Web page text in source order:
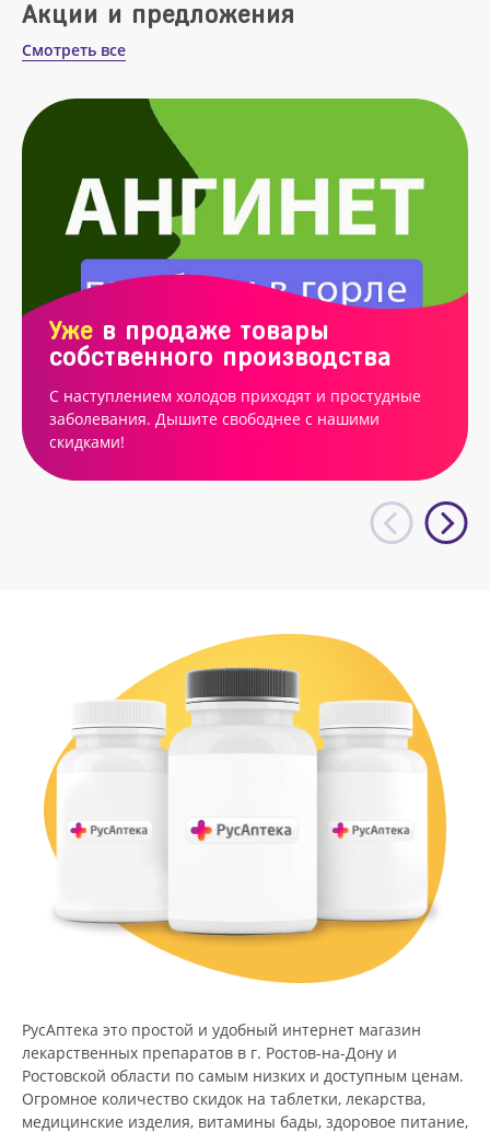
Акции и предложения
Смотреть все
Уже в продаже товары
собственного производства
С наступлением холодов приходят и простудные
заболевания. Дышите свободнее с нашими
скидками!
РусАптека это простой и удобный интернет магазин
лекарственных препаратов в г. Ростов-на-Дону и
Ростовской области по самым низких и доступным ценам.
Огромное количество скидок на таблетки, лекарства,
медицинские изделия, витамины бады, здоровое питание,